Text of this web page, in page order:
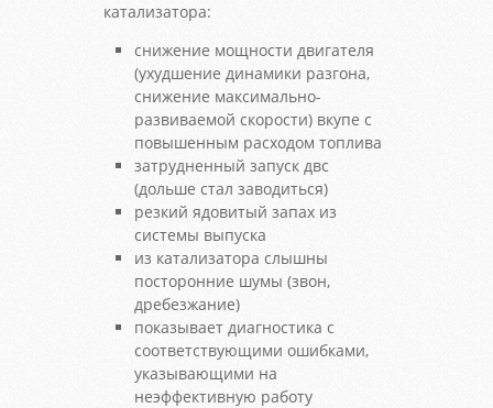
катализатора:
снижение мощности двигателя
(ухудшение динамики разгона,
снижение максимально-
развиваемой скорости) вкупе с
повышенным расходом топлива
затрудненный запуск двс
(дольше стал заводиться)
резкий ядовитый запах из
системы выпуска
из катализатора слышны
посторонние шумы (звон,
дребезжание)
показывает диагностика с
соответствующими ошибками,
указывающими на
неэффективную работу